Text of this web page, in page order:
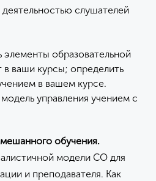
слушателей
элементы образовательной
ваши курсы; определить
в вашем курсе.
управления учением с
обучения.
модели СО для
и преподавателя. Как